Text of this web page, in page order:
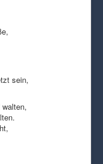
sein,